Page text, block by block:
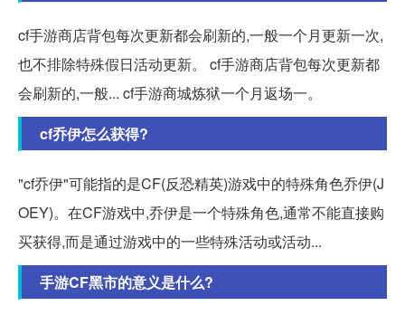
cf手游商店背包每次更新都会刷新的,一般一个月更新一次,
也不排除特殊假日活动更新。 cf手游商店背包每次更新都
会刷新的,一般... cf手游商城炼狱一个月返场一。
cf乔伊怎么获得?
"cf乔伊"可能指的是CF(反恐精英)游戏中的特殊角色乔伊(J
OEY)。在CF游戏中,乔伊是一个特殊角色,通常不能直接购
买获得,而是通过游戏中的一些特殊活动或活动...
手游CF黑市的意义是什么?